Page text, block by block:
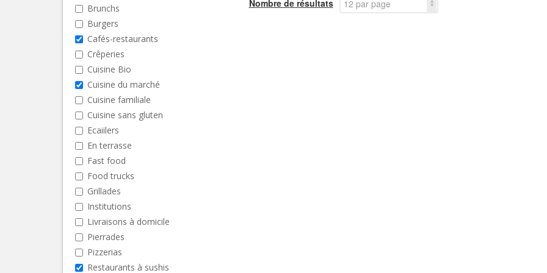
Brunchs
Burgers
Cafés-restaurants
Crêperies
Cuisine Bio
Cuisine du marché
Cuisine familiale
Cuisine sans gluten
Ecaiilers
En terrasse
Fast food
Food trucks
Grillades
Institutions
Livraisons à domicile
Pierrades
Pizzerias
Restaurants à sushis
Nombre de résultats 12 par page